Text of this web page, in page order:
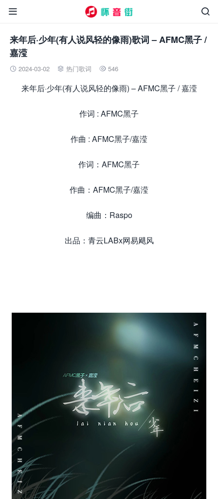


来年后·少年(有人说风轻的像雨)歌词 – AFMC黑子 /
嘉滢
 2024-03-02  热门歌词  546
来年后·少年(有人说风轻的像雨) – AFMC黑子 / 嘉滢
作词 : AFMC黑子
作曲 : AFMC黑子/嘉滢
作词：AFMC黑子
作曲：AFMC黑子/嘉滢
编曲：Raspo
出品：青云LABx网易飓风